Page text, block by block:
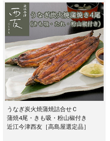
うなぎ炭火焼蒲焼詰合せＣ
蒲焼4尾・きも吸・粉山椒付き
近江今津西友［高島屋選定品］